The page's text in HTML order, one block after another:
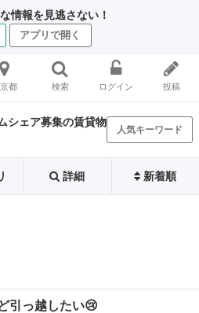
情報を見逃さない！
アプリで開く
都 検索 ログイン 投稿
シェア募集の賃貸物
人気キーワード
詳細 新着順
引っ越したい😢